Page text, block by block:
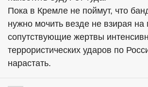
Пока в Кремле не поймут, что
нужно мочить везде не взирая на
сопутствующие жертвы
террористических ударов по
нарастать.